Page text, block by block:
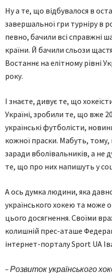
Ну а те, що відбувалося в
завершальної гри турніру в
певно, бачили всі справжні
країни. Й бачили сльози
Востаннє на елітному рівні
року.
І знаєте, дивує те, що
Україні, зробили те, що вже
українські футболісти,
кожної праски. Мабуть, тому,
заради вболівальників, а не
те, що про них напишуть у
А ось думка людини, яка
українського хокею та може
цього досягнення. Своїми
колишній прес-аташе
інтернет-порталу Sport UA
– Розвиток українського